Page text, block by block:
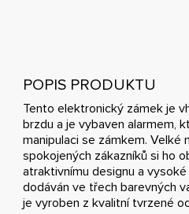
POPIS PRODUKTU
Tento elektronický zámek je
brzdu a je vybaven alarmem,
manipulaci se zámkem. Velké
spokojených zákazníků si ho
atraktivnímu designu a
dodáván ve třech barevných
je vyroben z kvalitní tvrzené